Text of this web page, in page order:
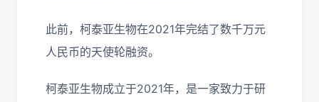
此前，柯泰亚生物在2021年完结了数千万元
人民币的天使轮融资。
柯泰亚生物成立于2021年，是一家致力于研